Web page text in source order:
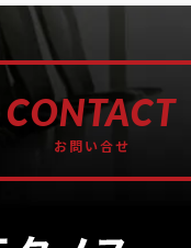
CONTACT
お問い合せ